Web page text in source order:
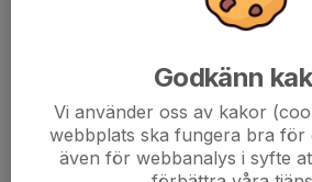
medlemsvillkoren med en
rättigheter du har. Integritetspolicyn i sin
menyn.
Godkänn
Vi använder oss av kakor
webbplats ska fungera bra för
även för webbanalys i syfte